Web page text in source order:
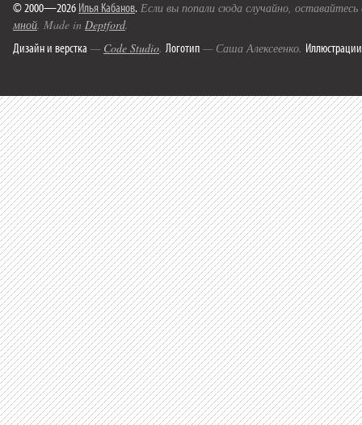
© 2000—2026 Илья Кабанов. Если вы попали сюда случайно,
мной. Made in Deptford.
Дизайн и верстка — Code Studio. Логотип — Саша Алексеенко. Иллюстрации